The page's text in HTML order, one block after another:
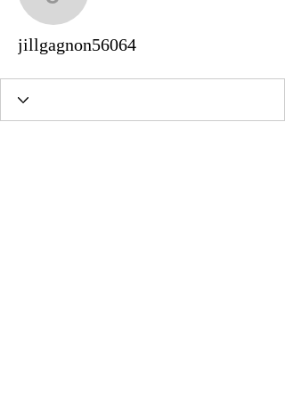
jillgagnon56064